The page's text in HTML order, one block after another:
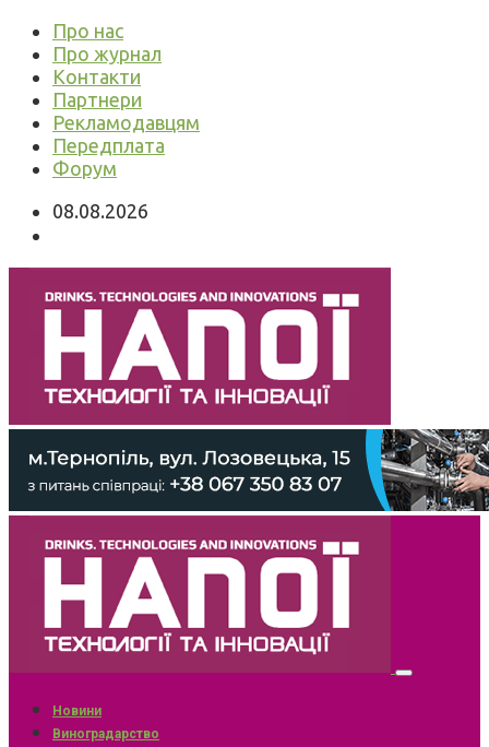
Про нас
Про журнал
Контакти
Партнери
Рекламодавцям
Передплата
Форум
08.08.2026
Новини
Виноградарство